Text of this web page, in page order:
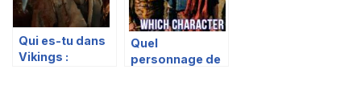
Qui es-tu dans
Vikings :
Quel
personnage de